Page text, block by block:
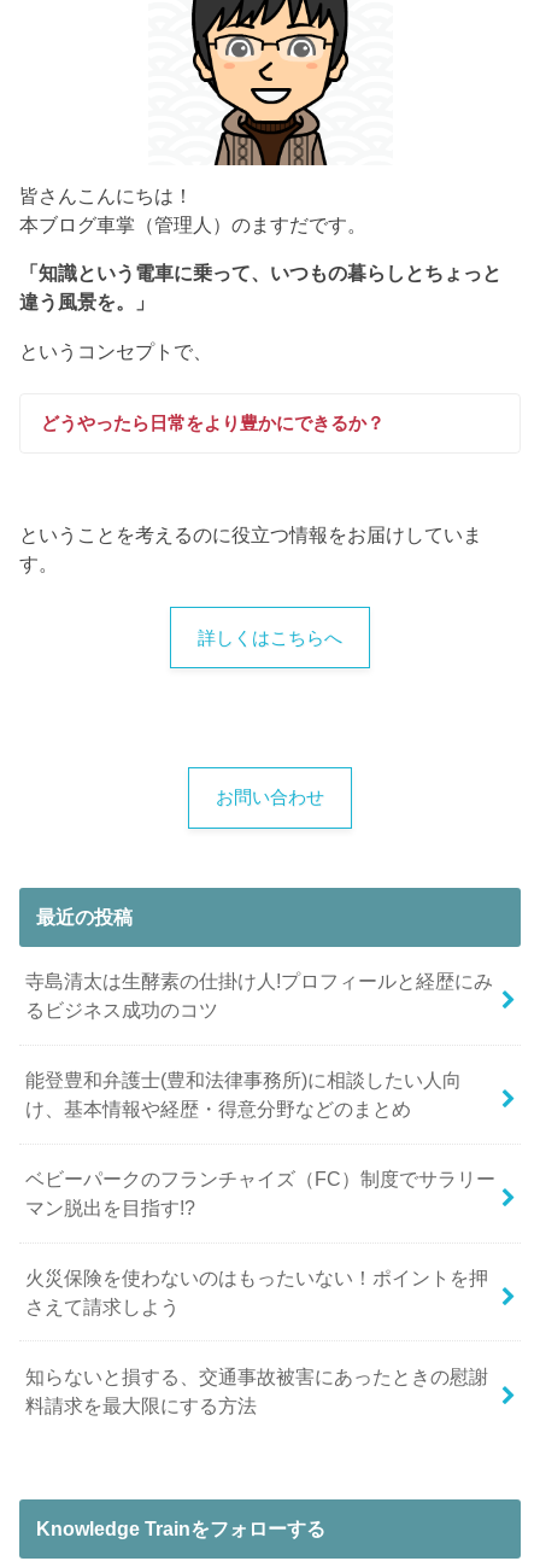
皆さんこんにちは！
本ブログ車掌（管理人）のますだです。
「知識という電車に乗って、いつもの暮らしとちょっと
違う風景を。」
というコンセプトで、
どうやったら日常をより豊かにできるか？
ということを考えるのに役立つ情報をお届けしていま
す。
詳しくはこちらへ
お問い合わせ
最近の投稿
寺島清太は生酵素の仕掛け人!プロフィールと経歴にみ
るビジネス成功のコツ
能登豊和弁護士(豊和法律事務所)に相談したい人向
け、基本情報や経歴・得意分野などのまとめ
ベビーパークのフランチャイズ（FC）制度でサラリー
マン脱出を目指す!?
火災保険を使わないのはもったいない！ポイントを押
さえて請求しよう
知らないと損する、交通事故被害にあったときの慰謝
料請求を最大限にする方法
Knowledge Trainをフォローする